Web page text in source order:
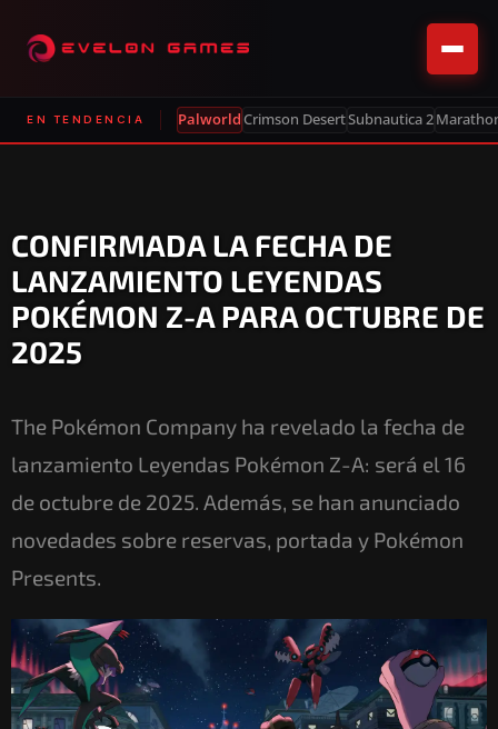
EN TENDENCIA PalworldCrimson DesertSubnautica 2
CONFIRMADA LA FECHA DE
LANZAMIENTO LEYENDAS
POKÉMON Z-A PARA OCTUBRE DE
2025
The Pokémon Company ha revelado la fecha de
lanzamiento Leyendas Pokémon Z-A: será el 16
de octubre de 2025. Además, se han anunciado
novedades sobre reservas, portada y Pokémon
Presents.